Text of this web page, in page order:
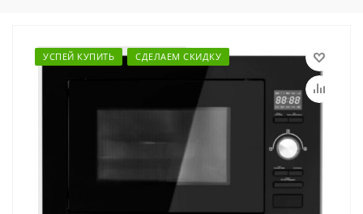
УСПЕЙ КУПИТЬ СДЕЛАЕМ СКИДКУ